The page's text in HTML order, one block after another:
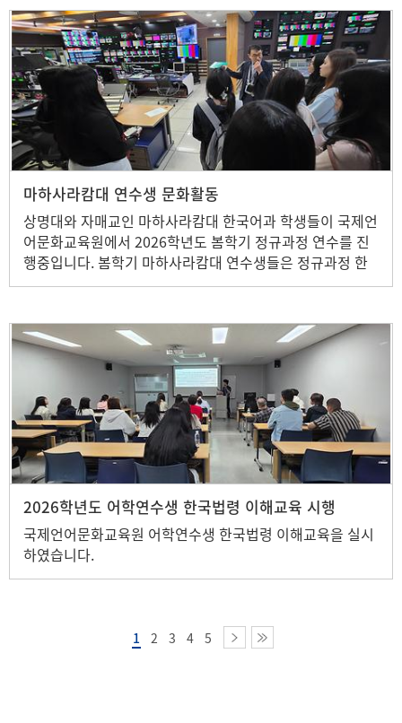
마하사라캄대 연수생 문화활동
상명대와 자매교인 마하사라캄대 한국어과 학생들이 국제언
어문화교육원에서 2026학년도 봄학기 정규과정 연수를 진
행중입니다. 봄학기 마하사라캄대 연수생들은 정규과정 한
국어 수업 외에 아래와 같이 문화활동을 시행하였습니다. <
명대 학생과의 교류 모임>
2026학년도 어학연수생 한국법령 이해교육 시행
국제언어문화교육원 어학연수생 한국법령 이해교육을 실시
하였습니다.
1 2 3 4 5